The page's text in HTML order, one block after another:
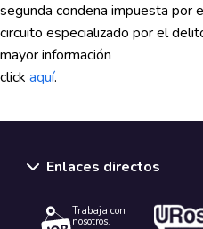
segunda condena impuesta por
circuito especializado por el
mayor información
click aquí.
Enlaces directos
Trabaja con
nosotros.